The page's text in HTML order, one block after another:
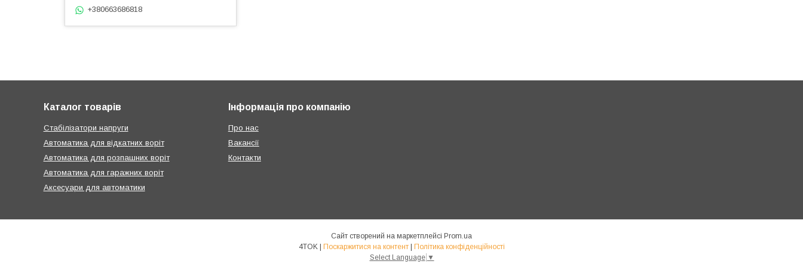
+380663686818
Каталог товарів
Стабілізатори напруги
Автоматика для відкатних воріт
Автоматика для розпашних воріт
Автоматика для гаражних воріт
Аксесуари для автоматики
Інформація про компанію
Про нас
Вакансії
Контакти
Сайт створений на маркетплейсі Prom.ua
4TOK | Поскаржитися на контент | Політика конфіденційності
Select Language ▼